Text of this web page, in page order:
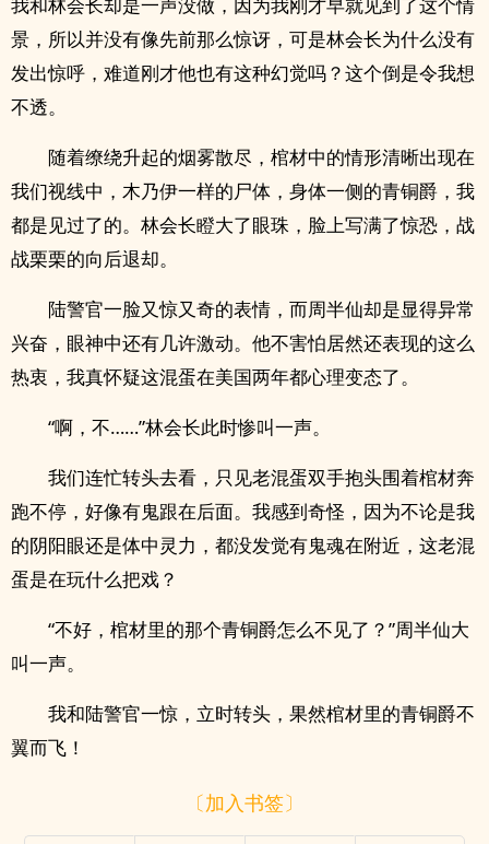
景，所以并没有像先前那么惊讶，可是林会长为什么没有
发出惊呼，难道刚才他也有这种幻觉吗？这个倒是令我想
不透。
随着缭绕升起的烟雾散尽，棺材中的情形清晰出现在
我们视线中，木乃伊一样的尸体，身体一侧的青铜爵，我
都是见过了的。林会长瞪大了眼珠，脸上写满了惊恐，战
战栗栗的向后退却。
陆警官一脸又惊又奇的表情，而周半仙却是显得异常
兴奋，眼神中还有几许激动。他不害怕居然还表现的这么
热衷，我真怀疑这混蛋在美国两年都心理变态了。
“啊，不……”林会长此时惨叫一声。
我们连忙转头去看，只见老混蛋双手抱头围着棺材奔
跑不停，好像有鬼跟在后面。我感到奇怪，因为不论是我
的阴阳眼还是体中灵力，都没发觉有鬼魂在附近，这老混
蛋是在玩什么把戏？
“不好，棺材里的那个青铜爵怎么不见了？”周半仙大
叫一声。
我和陆警官一惊，立时转头，果然棺材里的青铜爵不
翼而飞！
〔加入书签〕